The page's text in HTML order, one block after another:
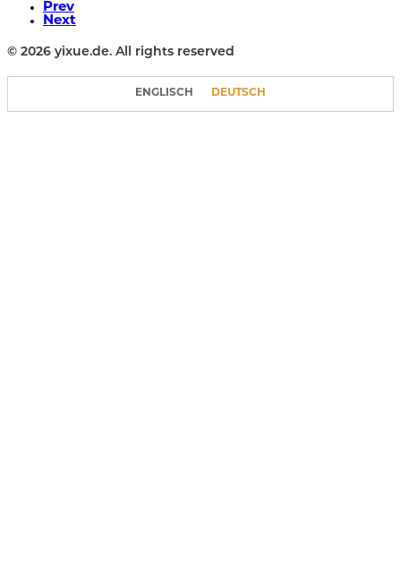
Prev
Next
© 2026 yixue.de. All rights reserved
ENGLISCH DEUTSCH